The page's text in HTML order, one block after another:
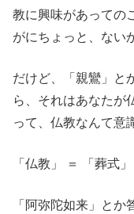
教に興味があっての
がにちょっと、ない
だけど、「親鸞」と
ら、それはあなたが
って、仏教なんて意
「仏教」 ＝ 「葬式
「阿弥陀如来」と